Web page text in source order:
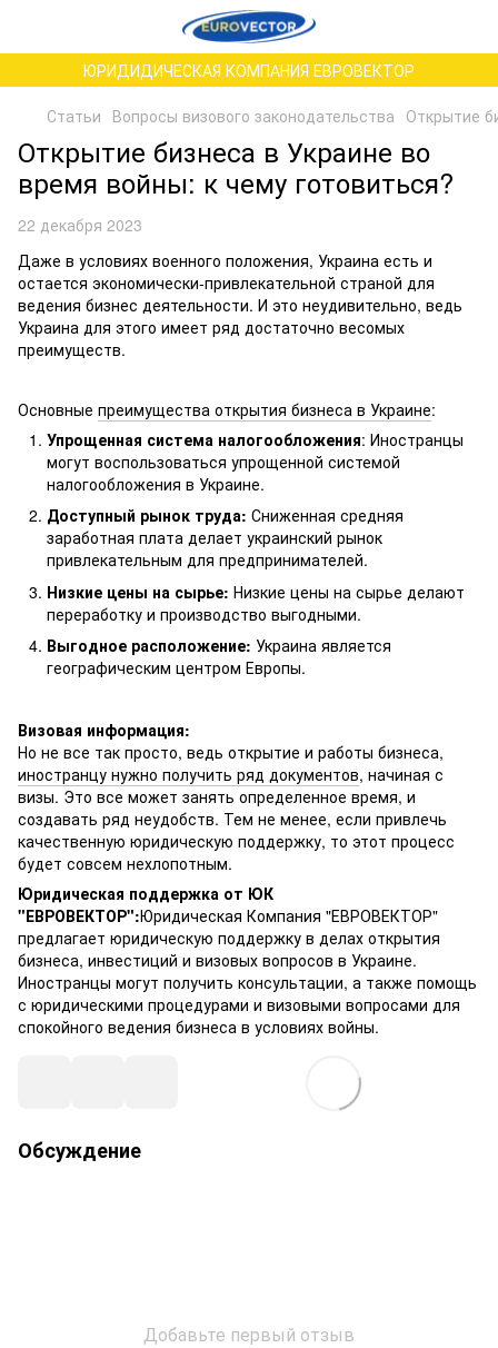
ЮРИДИДИЧЕСКАЯ КОМПАНИЯ ЕВРОВЕКТОР
Статьи Вопросы визового законодательства Открытие
Открытие бизнеса в Украине во
время войны: к чему готовиться?
22 декабря 2023
Даже в условиях военного положения, Украина есть и
остается экономически-привлекательной страной для
ведения бизнес деятельности. И это неудивительно, ведь
Украина для этого имеет ряд достаточно весомых
преимуществ.
Основные преимущества открытия бизнеса в Украине:
Упрощенная система налогообложения: Иностранцы
могут воспользоваться упрощенной системой
налогообложения в Украине.
Доступный рынок труда: Сниженная средняя
заработная плата делает украинский рынок
привлекательным для предпринимателей.
Низкие цены на сырье: Низкие цены на сырье делают
переработку и производство выгодными.
Выгодное расположение: Украина является
географическим центром Европы.
Визовая информация:
Но не все так просто, ведь открытие и работы бизнеса,
иностранцу нужно получить ряд документов, начиная с
визы. Это все может занять определенное время, и
создавать ряд неудобств. Тем не менее, если привлечь
качественную юридическую поддержку, то этот процесс
будет совсем нехлопотным.
Юридическая поддержка от ЮК
"ЕВРОВЕКТОР":Юридическая Компания "ЕВРОВЕКТОР"
предлагает юридическую поддержку в делах открытия
бизнеса, инвестиций и визовых вопросов в Украине.
Иностранцы могут получить консультации, а также помощь
с юридическими процедурами и визовыми вопросами для
спокойного ведения бизнеса в условиях войны.
Обсуждение
Добавьте первый отзыв